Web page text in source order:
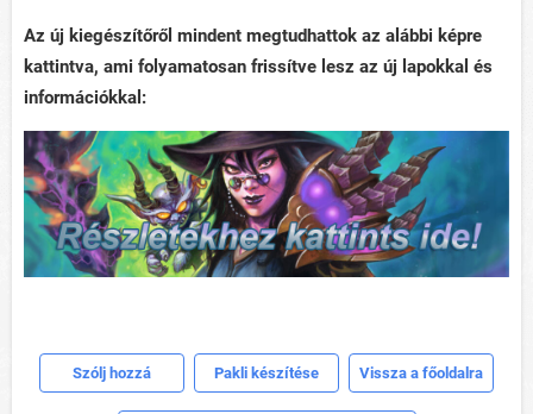
Az új kiegészítőről mindent megtudhattok az alábbi képre
kattintva, ami folyamatosan frissítve lesz az új lapokkal és
információkkal:
Szólj hozzá Pakli készítése Vissza a főoldalra